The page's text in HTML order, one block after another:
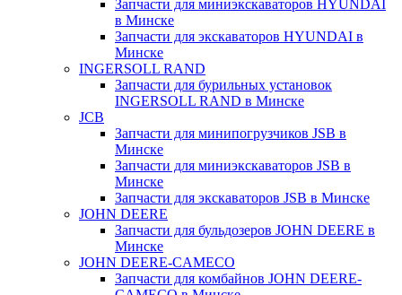
Запчасти для миниэкскаваторов HYUNDAI
в Минске
Запчасти для экскаваторов HYUNDAI в
Минске
INGERSOLL RAND
Запчасти для бурильных установок
INGERSOLL RAND в Минске
JCB
Запчасти для минипогрузчиков JSB в
Минске
Запчасти для миниэкскаваторов JSB в
Минске
Запчасти для экскаваторов JSB в Минске
JOHN DEERE
Запчасти для бульдозеров JOHN DEERE в
Минске
JOHN DEERE-CAMECO
Запчасти для комбайнов JOHN DEERE-